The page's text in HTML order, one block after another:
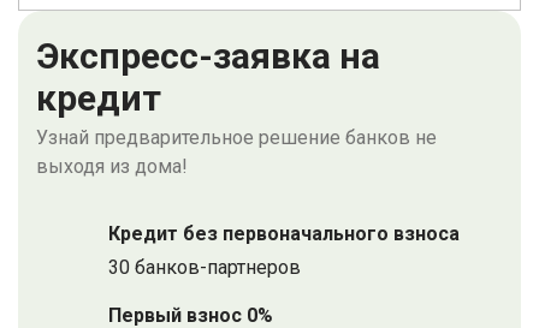
Экспресс-заявка на
кредит
Узнай предварительное решение банков не
выходя из дома!
Кредит без первоначального взноса
30 банков-партнеров
Первый взнос 0%